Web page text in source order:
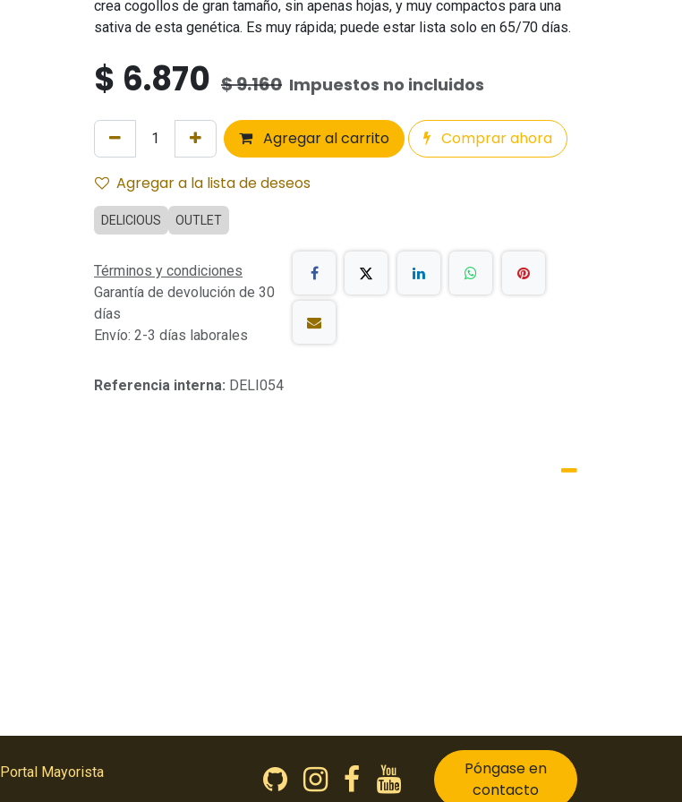
crea cogollos de gran tamaño, sin apenas hojas, y muy compactos para una
sativa de esta genética. Es muy rápida; puede estar lista solo en 65/70 días.
$ 6.870 $9.160 Impuestos no incluidos
Agregar al carrito Comprar ahora
Agregar a la lista de deseos
DELICIOUS OUTLET
Términos y condiciones
Garantía de devolución de 30
días
Envío: 2-3 días laborales
Referencia interna: DELI054
Portal Mayorista
Póngase en
contacto